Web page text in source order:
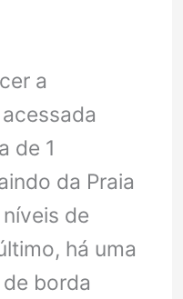
a
de 1
da Praia
de
há uma
borda